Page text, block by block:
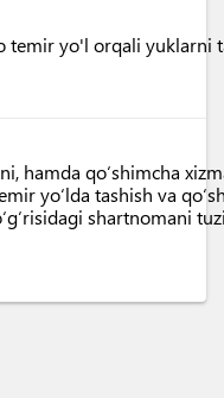
temir yo'l orqali yuklarni
hamda qo‘shimcha
yo‘lda tashish va
shartnomani